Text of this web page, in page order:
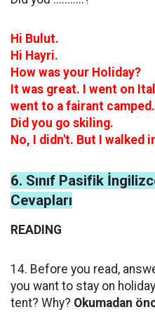
Hi Bulut.
Hi Hayri.
How was your Holiday?
It was great. I went on
went to a fairant
Did you go skiling.
No, I didn't. But I walked
6. Sınıf Pasifik
Cevapları
READING
14. Before you read,
you want to stay on
tent? Why? Okumadan